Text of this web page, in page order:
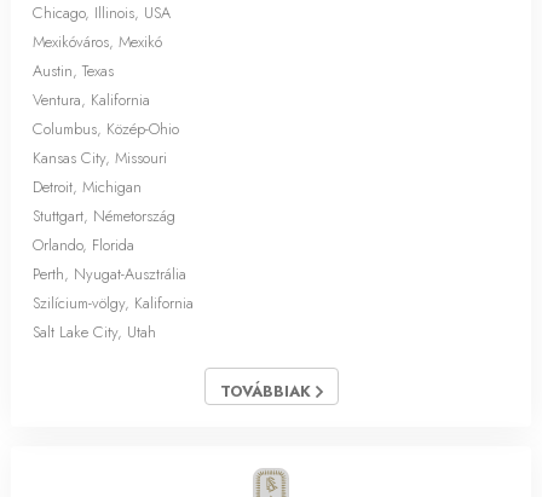
Chicago, Illinois, USA
Mexikóváros, Mexikó
Austin, Texas
Ventura, Kalifornia
Columbus, Közép-Ohio
Kansas City, Missouri
Detroit, Michigan
Stuttgart, Németország
Orlando, Florida
Perth, Nyugat-Ausztrália
Szilícium-völgy, Kalifornia
Salt Lake City, Utah
TOVÁBBIAK